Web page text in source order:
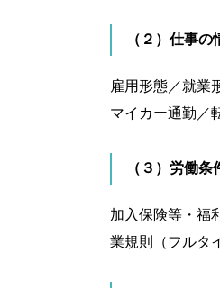
（２）仕事の
雇用形態／就業
マイカー通勤／
（３）労働条
加入保険等・福
業規則（フルタ